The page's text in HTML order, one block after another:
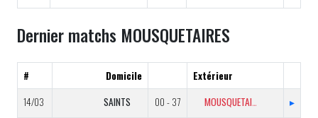
Dernier matchs MOUSQUETAIRES
# Domicile
Extérieur
14/03
SAINTS 00 - 37 MOUSQUETAIRES ▸